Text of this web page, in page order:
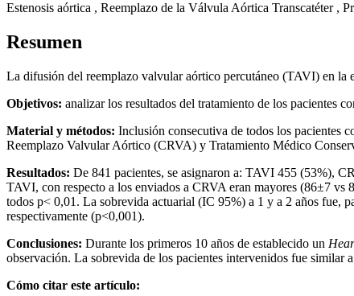
Estenosis aórtica , Reemplazo de la Válvula Aórtica Transcatéter ,
Resumen
La difusión del reemplazo valvular aórtico percutáneo (TAVI) en la
Objetivos: analizar los resultados del tratamiento de los pacientes
Material y métodos: Inclusión consecutiva de todos los pacientes
Reemplazo Valvular Aórtico (CRVA) y Tratamiento Médico
Resultados: De 841 pacientes, se asignaron a: TAVI 455 (53%),
TAVI, con respecto a los enviados a CRVA eran mayores (86±7
todos p< 0,01. La sobrevida actuarial (IC 95%) a 1 y a 2 años
respectivamente (p<0,001).
Conclusiones: Durante los primeros 10 años de establecido un
observación. La sobrevida de los pacientes intervenidos fue similar
Cómo citar este artículo: